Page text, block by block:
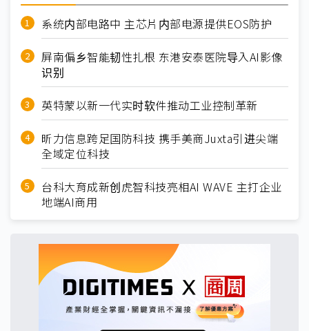
系统内部电路中 主芯片内部电源提供EOS防护
屏南偏乡智能韧性扎根 东港安泰医院导入AI影像
识别
英特蒙以新一代实时软件推动工业控制革新
昕力信息跨足国防科技 携手美商Juxta引进尖端
全域定位科技
台科大育成新创虎智科技亮相AI WAVE 主打企业
地端AI商用